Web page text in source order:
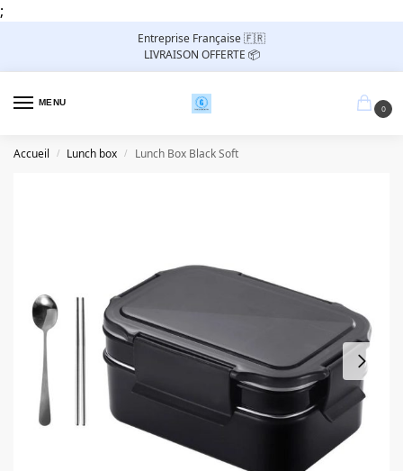
;
Entreprise Française 🇫🇷
LIVRAISON OFFERTE 📦
MENU
0
Accueil / Lunch box / Lunch Box Black Soft